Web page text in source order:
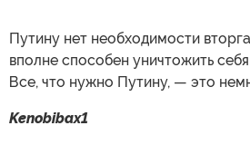
Путину нет необходимости
вполне способен уничтожить
Все, что нужно Путину, — это
Kenobibax1